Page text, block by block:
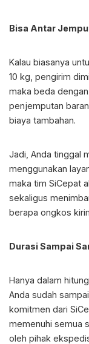
Bisa Antar
Kalau biasanya
10 kg, pengirim
maka beda dengan
penjemputan
biaya tambahan.
Jadi, Anda tinggal
menggunakan
maka tim SiCepat
sekaligus
berapa ongkos
Durasi Sampai
Hanya dalam
Anda sudah
komitmen dari
memenuhi semua
oleh pihak